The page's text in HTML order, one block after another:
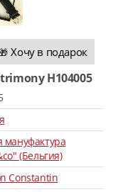
Хочу в подарок
H104005
мануфактура
(Бельгия)
Constantin